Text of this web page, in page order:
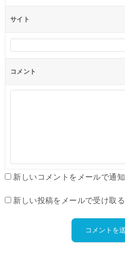
サイト
コメント
新しいコメントをメールで通知
新しい投稿をメールで受け取る